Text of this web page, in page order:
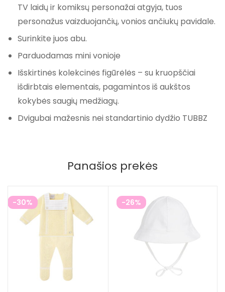
TV laidų ir komiksų personažai atgyja, tuos
personažus vaizduojančių, vonios ančiukų pavidale.
Surinkite juos abu.
Parduodamas mini vonioje
Išskirtinės kolekcinės figūrėlės – su kruopščiai
išdirbtais elementais, pagamintos iš aukštos
kokybės saugių medžiagų.
Dvigubai mažesnis nei standartinio dydžio TUBBZ
Panašios prekės
-30% -26%